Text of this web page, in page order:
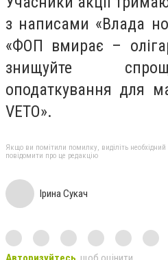
з написами «Влада
«ФОП вмирає –
знищуйте
оподаткування для
VETO».
Якщо ви помітили помилку, виділіть необхідний
повідомити про це редакцію
Ірина Сукач